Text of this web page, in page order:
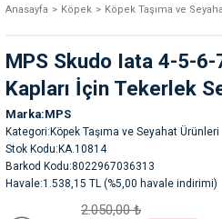
Temizlik Ürünleri
Anasayfa Köpek Köpek Taşıma ve
MPS Skudo Iata 4-5-6-
Kapları İçin Tekerlek
Marka MPS
Kategori Köpek Taşıma ve Seyahat Ürünleri
Stok Kodu KA.10814
Barkod Kodu 8022967036313
Havale 1.538,15 TL (%5,00 havale indirimi)
2.050,00 ₺